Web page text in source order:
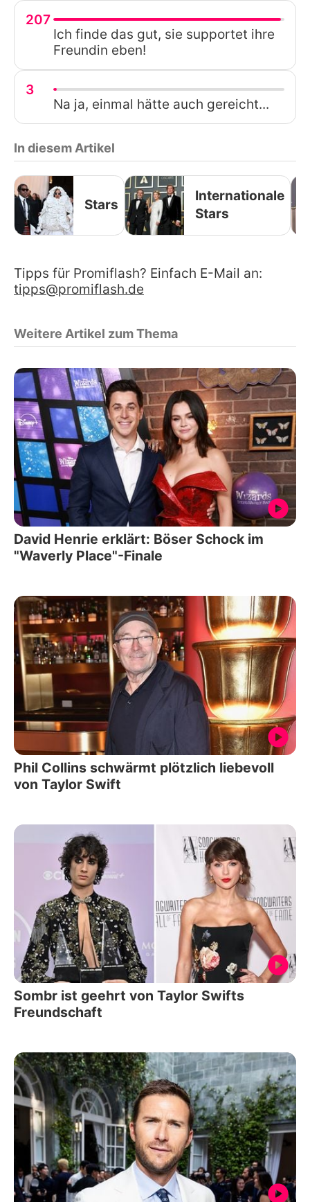
207
Ich finde das gut, sie supportet ihre
Freundin eben!
3
Na ja, einmal hätte auch gereicht...
In diesem Artikel
Stars
Internationale
Stars
Tipps für Promiflash? Einfach E-Mail an:
tipps@promiflash.de
Weitere Artikel zum Thema
David Henrie erklärt: Böser Schock im
"Waverly Place"-Finale
Phil Collins schwärmt plötzlich liebevoll
von Taylor Swift
Sombr ist geehrt von Taylor Swifts
Freundschaft